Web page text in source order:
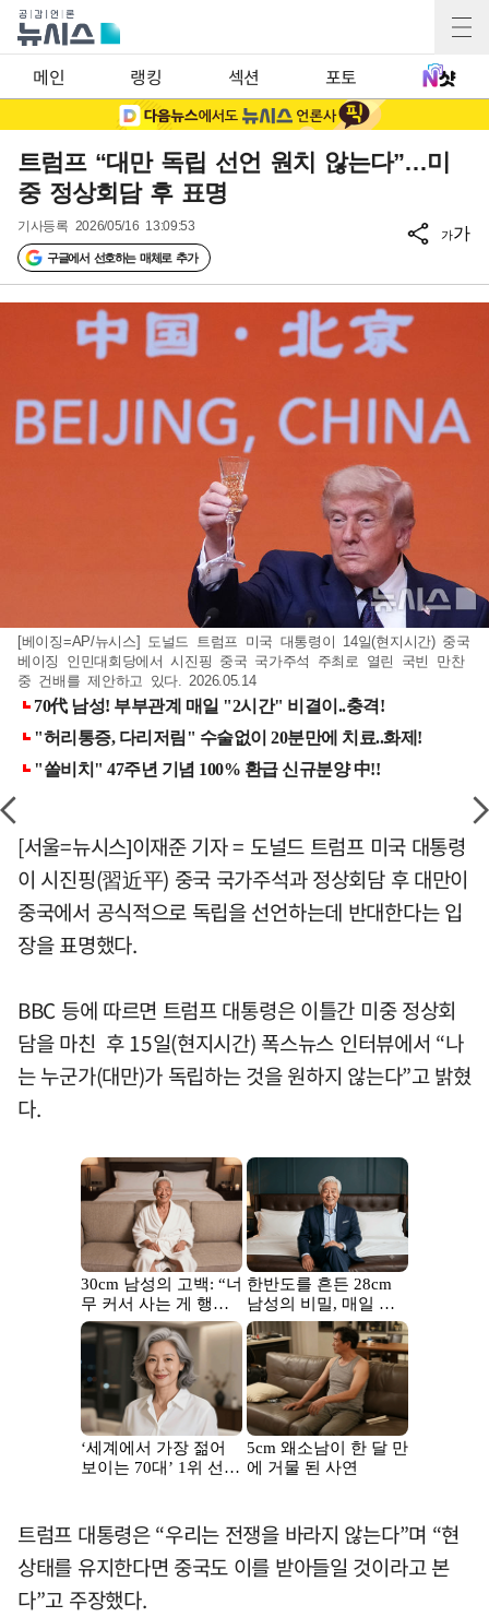
메인 랭킹 섹션 포토
트럼프 “대만 독립 선언 원치 않는다”…미
중 정상회담 후 표명
기사등록 2026/05/16 13:09:53
구글에서 선호하는 매체로 추가
가가
[베이징=AP/뉴시스] 도널드 트럼프 미국 대통령이 14일(현지시간) 중국
베이징 인민대회당에서 시진핑 중국 국가주석 주최로 열린 국빈 만찬
중 건배를 제안하고 있다. 2026.05.14
[서울=뉴시스]이재준 기자 = 도널드 트럼프 미국 대통령
이 시진핑(習近平) 중국 국가주석과 정상회담 후 대만이
중국에서 공식적으로 독립을 선언하는데 반대한다는 입
장을 표명했다.
BBC 등에 따르면 트럼프 대통령은 이틀간 미중 정상회
담을 마친 후 15일(현지시간) 폭스뉴스 인터뷰에서 “나
는 누군가(대만)가 독립하는 것을 원하지 않는다”고 밝혔
다.
트럼프 대통령은 “우리는 전쟁을 바라지 않는다”며 “현
상태를 유지한다면 중국도 이를 받아들일 것이라고 본
다”고 주장했다.